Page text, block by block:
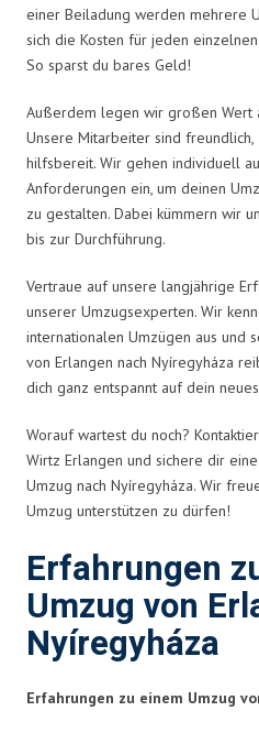
einer Beiladung werden mehrere
sich die Kosten für jeden
So sparst du bares Geld!
Außerdem legen wir großen Wert
Unsere Mitarbeiter sind
hilfsbereit. Wir gehen individuell
Anforderungen ein, um deinen
zu gestalten. Dabei kümmern wir
bis zur Durchführung.
Vertraue auf unsere langjährige
unserer Umzugsexperten. Wir
internationalen Umzügen aus und
von Erlangen nach Nyíregyháza
dich ganz entspannt auf dein
Worauf wartest du noch?
Wirtz Erlangen und sichere dir
Umzug nach Nyíregyháza. Wir
Umzug unterstützen zu dürfen!
Erfahrungen
Umzug von
Nyíregyháza
Erfahrungen zu einem Umzug